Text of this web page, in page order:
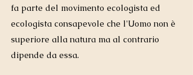
fa parte del movimento ecologista ed
ecologista consapevole che l'Uomo non è
superiore alla natura ma al contrario
dipende da essa.